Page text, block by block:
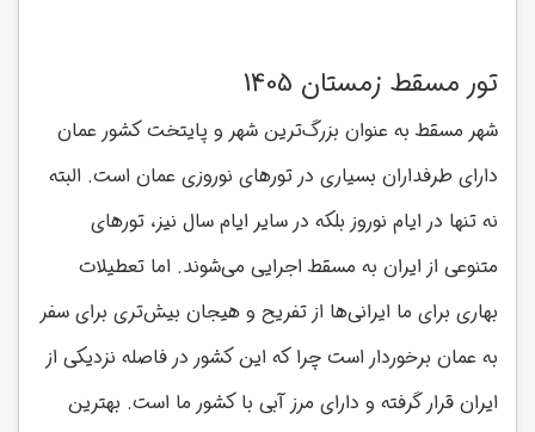
تور مسقط زمستان 1405
شهر مسقط به عنوان بزرگ‌ترین شهر و پایتخت کشور عمان
دارای طرفداران بسیاری در تورهای نوروزی عمان است. البته
نه تنها در ایام نوروز بلکه در سایر ایام سال نیز، تورهای
متنوعی از ایران به مسقط اجرایی می‌شوند. اما تعطیلات
بهاری برای ما ایرانی‌ها از تفریح و هیجان بیش‌تری برای سفر
به عمان برخوردار است چرا که این کشور در فاصله نزدیکی از
ایران قرار گرفته و دارای مرز آبی با کشور ما است. بهترین